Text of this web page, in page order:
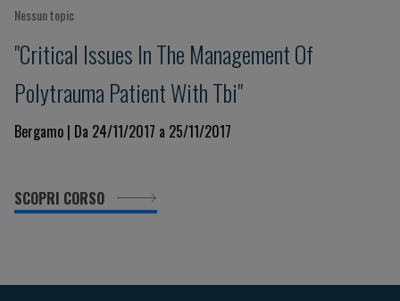
Nessun topic
"Critical Issues In The Management Of
Polytrauma Patient With Tbi"
Bergamo | Da 24/11/2017 a 25/11/2017
SCOPRI CORSO